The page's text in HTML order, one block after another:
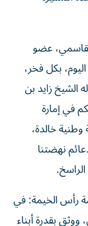
عضو
بكل فخر،
له الشيخ زايد بن
في إمارة
وهي محطة وطنية خالدة،
نهضتنا
رأس الخيمة: في
بقدرة أبناء